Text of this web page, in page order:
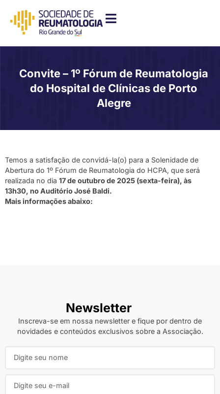
Convite – 1º Fórum de Reumatologia
do Hospital de Clínicas de Porto
Alegre
Temos a satisfação de convidá-la(o) para a Solenidade de
Abertura do 1º Fórum de Reumatologia do HCPA, que será
realizada no dia 17 de outubro de 2025 (sexta-feira), às
13h30, no Auditório José Baldi.
Mais informações abaixo:
Newsletter
Inscreva-se em nossa newsletter e fique por dentro de
novidades e conteúdos exclusivos sobre a Associação.